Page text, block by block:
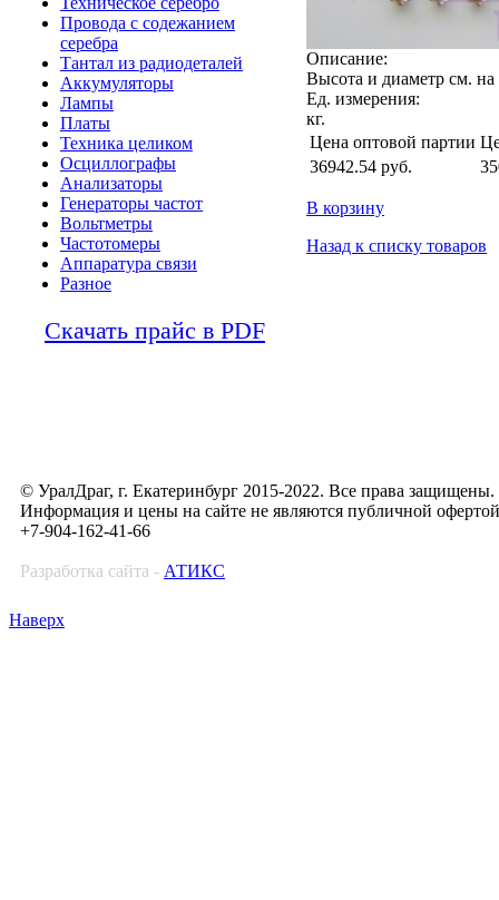
Провода с содежанием
серебра
Тантал из радиодеталей
Аккумуляторы
Лампы
Платы
Техника целиком
Осциллографы
Анализаторы
Генераторы частот
Вольтметры
Частотомеры
Аппаратура связи
Разное
Скачать прайс в PDF
Описание:
Высота и диаметр см. на
Ед. измерения:
кг.
Цена оптовой партии
36942.54 руб.
В корзину
Назад к списку товаров
© УралДраг, г. Екатеринбург 2015-2022. Все права защищены.
Информация и цены на сайте не являются публичной офертой
+7-904-162-41-66
Разработка сайта - АТИКС
Наверх